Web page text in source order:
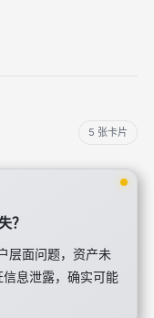
5 张卡片
？
层面问题，资产未
息泄露，确实可能